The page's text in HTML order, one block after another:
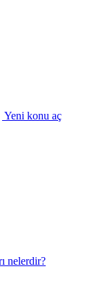
Yeni konu aç
nelerdir?